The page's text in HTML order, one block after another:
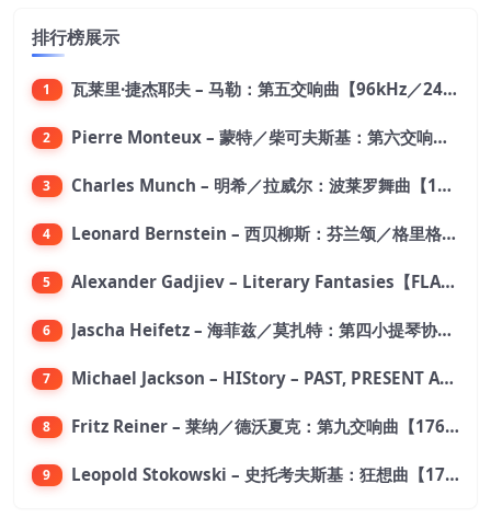
排行榜展示
1 瓦莱里·捷杰耶夫 – 马勒：第五交响曲【96kHz／24bit】
2 Pierre Monteux – 蒙特／柴可夫斯基：第六交响曲【176.4kHz／24bit】
3 Charles Munch – 明希／拉威尔：波莱罗舞曲【176.4kHz／24bit】
4 Leonard Bernstein – 西贝柳斯：芬兰颂／格里格：培尔·金特组曲【44.1kHz／24bit】
5 Alexander Gadjiev – Literary Fantasies【FLAC 192】
6 Jascha Heifetz – 海菲兹／莫扎特：第四小提琴协奏曲，第五小提琴协奏曲《土耳其》／维瓦尔第：小提琴与大提琴协奏曲，RV 547【192kHz／24bit】
7 Michael Jackson – HIStory – PAST, PRESENT AND FUTURE – BOOK I【96kHz／24bit】
8 Fritz Reiner – 莱纳／德沃夏克：第九交响曲【176.4kHz／24bit】
9 Leopold Stokowski – 史托考夫斯基：狂想曲【176.4kHz／24bit】